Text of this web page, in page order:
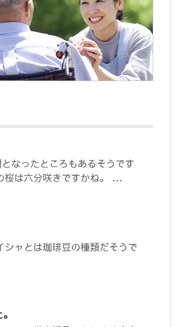
なったところもあるそうです
は六分咲きですかね。 ...
シャとは珈琲豆の種類だそうで